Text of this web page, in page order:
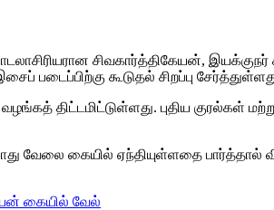
சிவகார்த்திகேயன், இயக்குநர்
கூடுதல் சிறப்பு
திட்டமிட்டுள்ளது. புதிய குரல்கள்
வேலை கையில் ஏந்தியுள்ளதை
கையில் வேல்